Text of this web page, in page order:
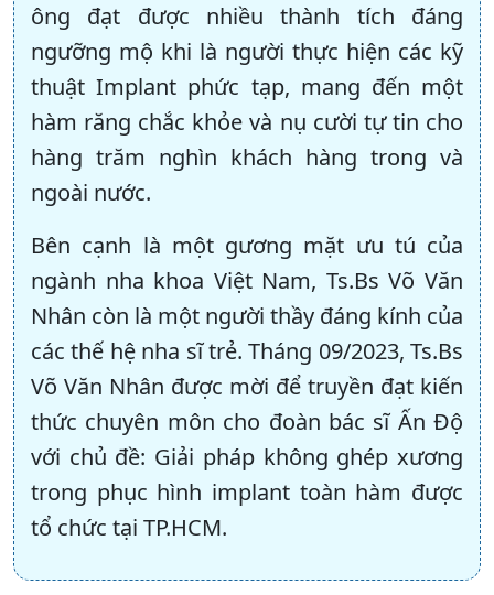
ông đạt được nhiều thành tích đáng
ngưỡng mộ khi là người thực hiện các kỹ
thuật Implant phức tạp, mang đến một
hàm răng chắc khỏe và nụ cười tự tin cho
hàng trăm nghìn khách hàng trong và
ngoài nước.
Bên cạnh là một gương mặt ưu tú của
ngành nha khoa Việt Nam, Ts.Bs Võ Văn
Nhân còn là một người thầy đáng kính của
các thế hệ nha sĩ trẻ. Tháng 09/2023, Ts.Bs
Võ Văn Nhân được mời để truyền đạt kiến
thức chuyên môn cho đoàn bác sĩ Ấn Độ
với chủ đề: Giải pháp không ghép xương
trong phục hình implant toàn hàm được
tổ chức tại TP.HCM.